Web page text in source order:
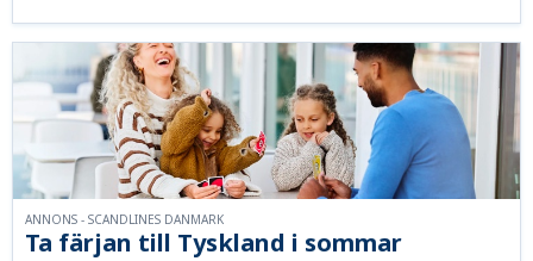
Ta färjan till Tyskland i sommar
ANNONS - SCANDLINES DANMARK